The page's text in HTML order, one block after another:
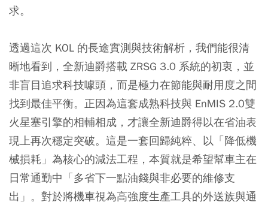
求。
透過這次 KOL 的長途實測與技術解析，我們能很清
晰地看到，全新迪爵搭載 ZRSG 3.0 系統的初衷，並
非盲目追求科技噱頭，而是極力在節能與耐用度之間
找到最佳平衡。正因為這套成熟科技與 EnMIS 2.0雙
火星塞引擎的相輔相成，才讓全新迪爵得以在省油表
現上再次穩定突破。這是一套回歸純粹、以「降低機
械損耗」為核心的減法工程，本質就是希望幫車主在
日常通勤中「多省下一點油錢與非必要的維修支
出」。對於將機車視為高強度生產工具的外送族與通